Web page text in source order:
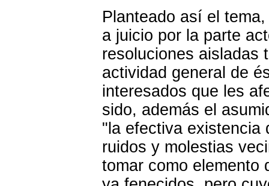
Planteado así el
a juicio por la parte
resoluciones aisladas
actividad general de
interesados que les
sido, además el
"la efectiva existencia
ruidos y molestias
tomar como elemento